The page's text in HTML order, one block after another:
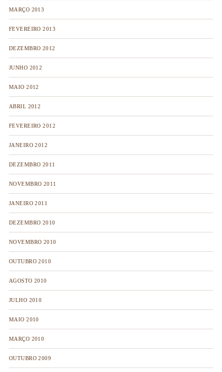
MARÇO 2013
FEVEREIRO 2013
DEZEMBRO 2012
JUNHO 2012
MAIO 2012
ABRIL 2012
FEVEREIRO 2012
JANEIRO 2012
DEZEMBRO 2011
NOVEMBRO 2011
JANEIRO 2011
DEZEMBRO 2010
NOVEMBRO 2010
OUTUBRO 2010
AGOSTO 2010
JULHO 2010
MAIO 2010
MARÇO 2010
OUTUBRO 2009